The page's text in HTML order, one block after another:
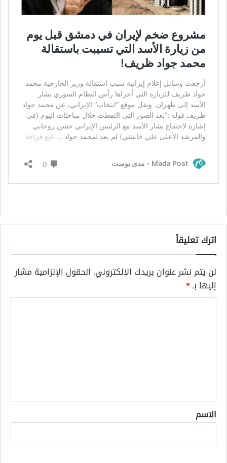
اترك تعليقاً
لن يتم نشر عنوان بريدك الإلكتروني. الحقول الإلزامية مشار
إليها بـ*
*
الاسم